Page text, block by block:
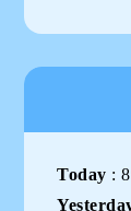
Today :